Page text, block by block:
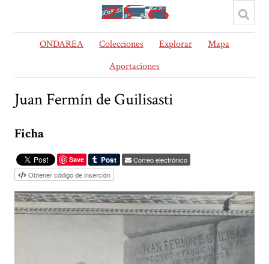
ONDAREA Colecciones Explorar
Mapa
Aportaciones
Juan Fermín de Guilisasti
Ficha
Save
Correo electrónico
Obtener código de inserción